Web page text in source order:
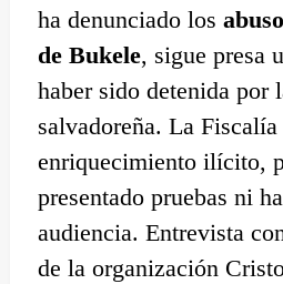
ha denunciado los
de Bukele, sigue presa
haber sido detenida por
salvadoreña. La Fiscalía
enriquecimiento ilícito,
presentado pruebas ni
audiencia. Entrevista
de la organización